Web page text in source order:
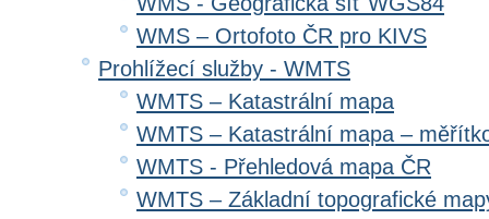
WMS – Ortofoto ČR pro KIVS
Prohlížecí služby - WMTS
WMTS – Katastrální mapa
WMTS – Katastrální mapa –
WMTS - Přehledová mapa ČR
WMTS – Základní topografické